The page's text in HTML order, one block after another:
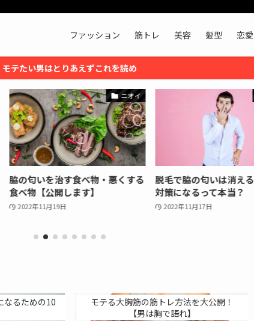
ファッション 筋トレ 美容 髪型 恋愛
モテたい男はとりあえずこれを読め
ニオイ
脇の匂いを治す食べ物・悪くする
食べ物【公開します】
2022年11月19日
脱毛で脇の匂いは消える
対策になるって本当？
2022年11月17日
なるための10
モテる大胸筋の筋トレ方法を大公開！
【男は胸で語れ】